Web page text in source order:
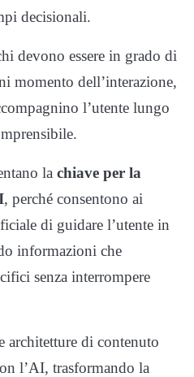
decisionali.
devono essere in grado di
momento dell’interazione,
l’utente lungo
la chiave per la
, perché consentono ai
di guidare l’utente in
informazioni che
senza interrompere
architetture di contenuto
l’AI, trasformando la